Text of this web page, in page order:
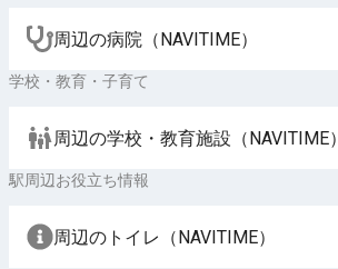
周辺の病院（NAVITIME）
学校・教育・子育て
周辺の学校・教育施設（NAVITIME）
駅周辺お役立ち情報
周辺のトイレ（NAVITIME）